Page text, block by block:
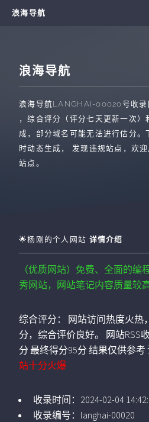
浪海导航
浪海导航
浪海导航LANGHAI-00020号收
，综合评分（评分七天更新一次）
成，部分域名可能无法进行估分。
时动态生成， 发现违规站点，欢
站点。
🌟杨刚的个人网站 详情介绍
（优质网站）免费、全面的编
秀网站，网站笔记内容质量较
综合评分：
网站访问热度火热
分，综合评价良好。 网站RSS
分 最终得分95分 结果仅供参考
站十分火爆
收录时间： 2024-02-04
收录编号： langhai-00020